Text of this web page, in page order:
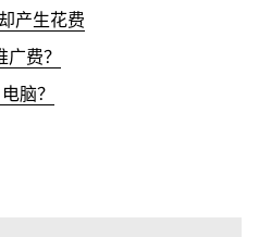
产生花费
费？
脑？